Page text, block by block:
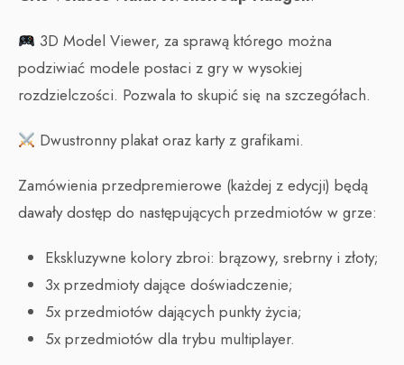
3D Model Viewer, za sprawą którego można
podziwiać modele postaci z gry w wysokiej
rozdzielczości. Pozwala to skupić się na szczegółach.
Dwustronny plakat oraz karty z grafikami.
Zamówienia przedpremierowe (każdej z edycji) będą
dawały dostęp do następujących przedmiotów w grze:
Ekskluzywne kolory zbroi: brązowy, srebrny i złoty;
3x przedmioty dające doświadczenie;
5x przedmiotów dających punkty życia;
5x przedmiotów dla trybu multiplayer.